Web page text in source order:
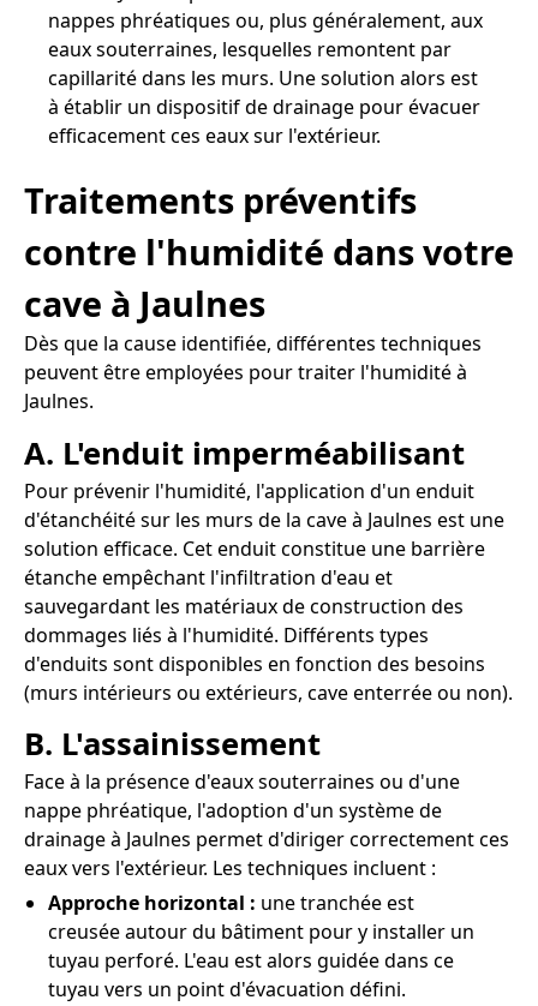
nappes phréatiques ou, plus généralement, aux
eaux souterraines, lesquelles remontent par
capillarité dans les murs. Une solution alors est
à établir un dispositif de drainage pour évacuer
efficacement ces eaux sur l'extérieur.
Traitements préventifs
contre l'humidité dans votre
cave à Jaulnes
Dès que la cause identifiée, différentes techniques
peuvent être employées pour traiter l'humidité à
Jaulnes.
A. L'enduit imperméabilisant
Pour prévenir l'humidité, l'application d'un enduit
d'étanchéité sur les murs de la cave à Jaulnes est une
solution efficace. Cet enduit constitue une barrière
étanche empêchant l'infiltration d'eau et
sauvegardant les matériaux de construction des
dommages liés à l'humidité. Différents types
d'enduits sont disponibles en fonction des besoins
(murs intérieurs ou extérieurs, cave enterrée ou non).
B. L'assainissement
Face à la présence d'eaux souterraines ou d'une
nappe phréatique, l'adoption d'un système de
drainage à Jaulnes permet d'diriger correctement ces
eaux vers l'extérieur. Les techniques incluent :
Approche horizontal : une tranchée est
creusée autour du bâtiment pour y installer un
tuyau perforé. L'eau est alors guidée dans ce
tuyau vers un point d'évacuation défini.